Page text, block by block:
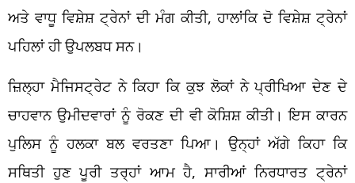
ਅਤੇ ਵਾਧੂ ਵਿਸ਼ੇਸ਼ ਟ੍ਰੇਨਾਂ ਦੀ ਮੰਗ ਕੀਤੀ, ਹਾਲਾਂਕਿ ਦੋ ਵਿਸ਼ੇਸ਼ ਟ੍ਰੇਨਾਂ
ਪਹਿਲਾਂ ਹੀ ਉਪਲਬਧ ਸਨ।
ਜ਼ਿਲ੍ਹਾ ਮੈਜਿਸਟ੍ਰੇਟ ਨੇ ਕਿਹਾ ਕਿ ਕੁਝ ਲੋਕਾਂ ਨੇ ਪ੍ਰੀਖਿਆ ਦੇਣ ਦੇ
ਚਾਹਵਾਨ ਉਮੀਦਵਾਰਾਂ ਨੂੰ ਰੋਕਣ ਦੀ ਵੀ ਕੋਸ਼ਿਸ਼ ਕੀਤੀ। ਇਸ ਕਾਰਨ
ਪੁਲਿਸ ਨੂੰ ਹਲਕਾ ਬਲ ਵਰਤਣਾ ਪਿਆ। ਉਨ੍ਹਾਂ ਅੱਗੇ ਕਿਹਾ ਕਿ
ਸਥਿਤੀ ਹੁਣ ਪੂਰੀ ਤਰ੍ਹਾਂ ਆਮ ਹੈ, ਸਾਰੀਆਂ ਨਿਰਧਾਰਤ ਟ੍ਰੇਨਾਂ